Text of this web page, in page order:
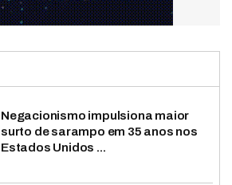
Negacionismo impulsiona maior
surto de sarampo em 35 anos nos
Estados Unidos ...